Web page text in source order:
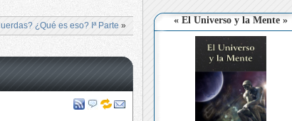
« El Universo y la Mente »
¿Qué es eso? Iª Parte »